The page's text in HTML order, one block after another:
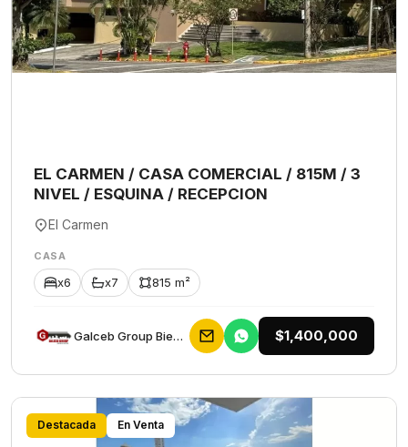
EL CARMEN / CASA COMERCIAL / 815M / 3
NIVEL / ESQUINA / RECEPCION
El Carmen
CASA
x6 x7 815 m²
Galceb Group Bienes Raices $1,400,000
Destacada En Venta